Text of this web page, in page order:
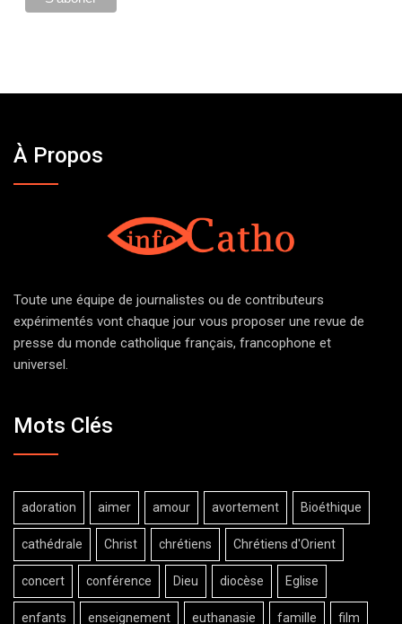
À Propos
Toute une équipe de journalistes ou de contributeurs
expérimentés vont chaque jour vous proposer une revue de
presse du monde catholique français, francophone et
universel.
Mots Clés
adoration aimer amour avortement Bioéthique
cathédrale Christ chrétiens Chrétiens d'Orient
concert conférence Dieu diocèse Eglise
enfants enseignement euthanasie famille film